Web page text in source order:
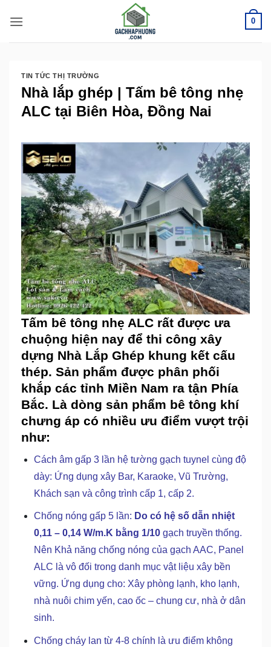
qua
nội
0
TIN TỨC THỊ TRƯỜNG
Nhà lắp ghép | Tấm bê tông nhẹ
ALC tại Biên Hòa, Đồng Nai
Tấm bê tông nhẹ ALC rất được ưa
chuộng hiện nay để thi công xây
dựng Nhà Lắp Ghép khung kết cấu
thép. Sản phẩm được phân phối
khắp các tỉnh Miền Nam ra tận Phía
Bắc. Là dòng sản phẩm bê tông khí
chưng áp có nhiều ưu điểm vượt trội
như:
Cách âm gấp 3 lần hệ tường gạch tuynel cùng độ
dày: Ứng dụng xây Bar, Karaoke, Vũ Trường,
Khách sạn và công trình cấp 1, cấp 2.
Chống nóng gấp 5 lần: Do có hệ số dẫn nhiệt
0,11 – 0,14 W/m.K bằng 1/10gạch truyền thống.
Nên Khả năng chống nóng của gạch AAC, Panel
ALC là vô đối trong danh mục vật liệu xây bền
vững. Ứng dụng cho: Xây phòng lạnh, kho lạnh,
nhà nuôi chim yến, cao ốc – chung cư, nhà ở dân
sinh.
Chống cháy lan từ 4-8 chính là ưu điểm không